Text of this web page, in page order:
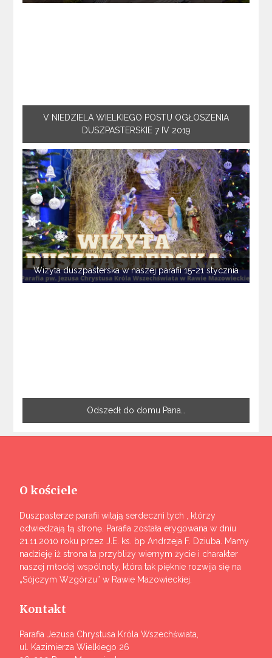
V NIEDZIELA WIELKIEGO POSTU OGŁOSZENIA
DUSZPASTERSKIE 7 IV 2019
Wizyta duszpasterska w naszej parafii 15-21 stycznia
Odszedł do domu Pana…
O kościele
Duszpasterze parafii witają serdeczni tych , którzy
odwiedzają tą stronę. Parafia została erygowana w dniu
21.11.2010 roku przez J.E. ks. bp Andrzeja F. Dziuba. Mamy
nadzieję iż strona ta przybliży wiernym życie i charakter
naszej młodej wspólnoty, która tak pięknie rozwija się na
„Sójczym Wzgórzu” w Rawie Mazowieckiej.
Kontakt
Parafia Jezusa Chrystusa Króla Wszechświata,
ul. Kazimierza Wielkiego 26